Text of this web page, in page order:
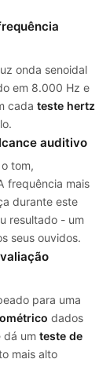
onda senoidal
em 8.000 Hz e
cada teste hertz
auditivo
tom,
frequência mais
durante este
resultado - um
seus ouvidos.
para uma
dados
dá um teste de
mais alto